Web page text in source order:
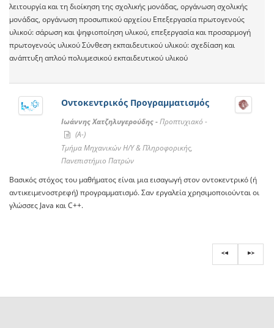
λειτουργία και τη διοίκηση της σχολικής μονάδας, οργάνωση σχολικής
μονάδας, οργάνωση προσωπικού αρχείου Επεξεργασία πρωτογενούς
υλικού: σάρωση και ψηφιοποίηση υλικού, επεξεργασία και προσαρμογή
πρωτογενούς υλικού Σύνθεση εκπαιδευτικού υλικού: σχεδίαση και
ανάπτυξη απλού πολυμεσικού εκπαιδευτικού υλικού
Οντοκεντρικός Προγραμματισμός
Ιωάννης Χατζηλυγερούδης -Προπτυχιακό -
(A-)
Τμήμα Μηχανικών Η/Υ & Πληροφορικής,
Πανεπιστήμιο Πατρών
Βασικός στόχος του μαθήματος είναι μια εισαγωγή στον οντοκεντρικό (ή
αντικειμενοστρεφή) προγραμματισμό. Σαν εργαλεία χρησιμοποιούνται οι
γλώσσες Java και C++.